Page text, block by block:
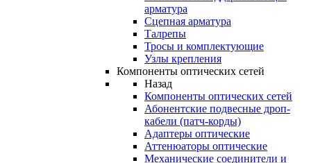
арматура
Сцепная арматура
Талрепы
Тросы и комплектующие
Узлы крепления
Компоненты оптических сетей
Назад
Компоненты оптических сетей
Абонентские подвесные дроп-
кабели (патч-корды)
Адаптеры оптические
Аттенюаторы оптические
Механические соединители и